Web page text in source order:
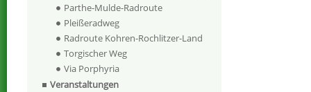
Parthe-Mulde-Radroute
Pleißeradweg
Radroute Kohren-Rochlitzer-Land
Torgischer Weg
Via Porphyria
Veranstaltungen